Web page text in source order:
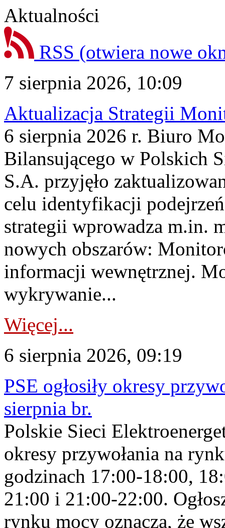
Aktualności
RSS (otwiera nowe
7 sierpnia 2026, 10:09
Aktualizacja Strategii
6 sierpnia 2026 r. Biuro
Bilansującego w Polskich
S.A. przyjęło
celu identyfikacji
strategii wprowadza m.in.
nowych obszarów:
informacji wewnętrznej.
wykrywanie...
Więcej...
6 sierpnia 2026, 09:19
PSE ogłosiły okresy
sierpnia br.
Polskie Sieci
okresy przywołania na
godzinach 17:00-18:00,
21:00 i 21:00-22:00.
rynku mocy oznacza, że